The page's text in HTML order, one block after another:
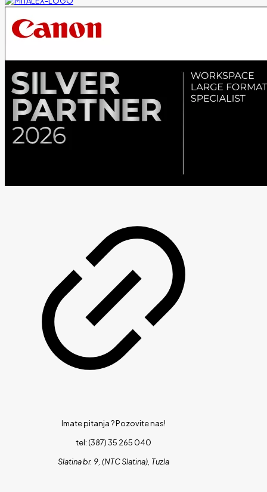
Imate pitanja ?Pozovite nas!
tel: (387) 35 265 040
Slatina br. 9, (NTC Slatina), Tuzla